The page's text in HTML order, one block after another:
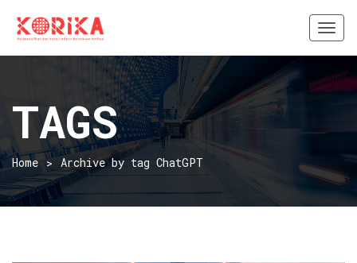
TAGS
Home Archive by tag ChatGPT